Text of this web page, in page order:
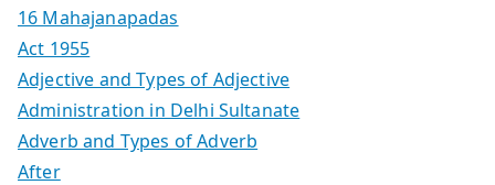
16 Mahajanapadas
Act 1955
Adjective and Types of Adjective
Administration in Delhi Sultanate
Adverb and Types of Adverb
After